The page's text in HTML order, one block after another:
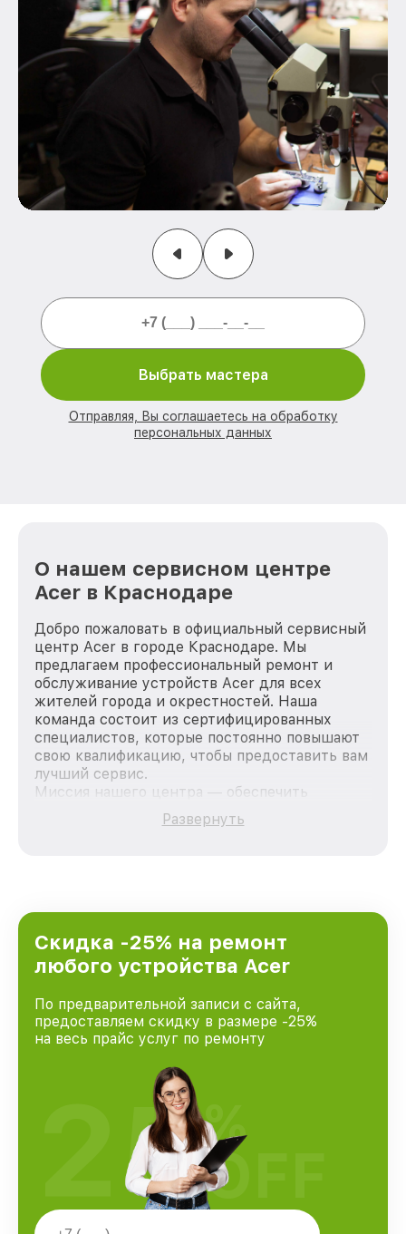
Выбрать мастера
Отправляя, Вы соглашаетесь на обработку
персональных данных
О нашем сервисном центре
Acer в Краснодаре
Добро пожаловать в официальный сервисный
центр Acer в городе Краснодаре. Мы
предлагаем профессиональный ремонт и
обслуживание устройств Acer для всех
жителей города и окрестностей. Наша
команда состоит из сертифицированных
специалистов, которые постоянно повышают
свою квалификацию, чтобы предоставить вам
лучший сервис.
Миссия нашего центра — обеспечить
качественный и доступный ремонт для
каждого пользователя продукции Acer, вне
Краснодаре, постоянно повышая уровень
доверия и лояльности наших клиентов.
Развернуть
Скидка -25% на ремонт
любого устройства Acer
По предварительной записи с сайта,
предоставляем скидку в размере -25%
на весь прайс услуг по ремонту
25%
OFF